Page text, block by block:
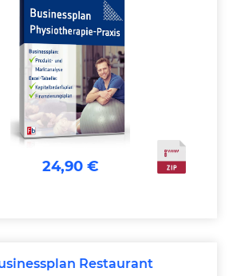
24,90 €
Restaurant